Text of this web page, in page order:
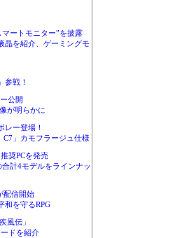
ートモニター”を披露
晶を紹介、ゲーミングモ
参戦！
公開
が明らかに
レー登場！
C7」カモフラージュ仕様
奨PCを発売
計4モデルをラインナッ
配信開始
和を守るRPG
風伝」
ドを紹介